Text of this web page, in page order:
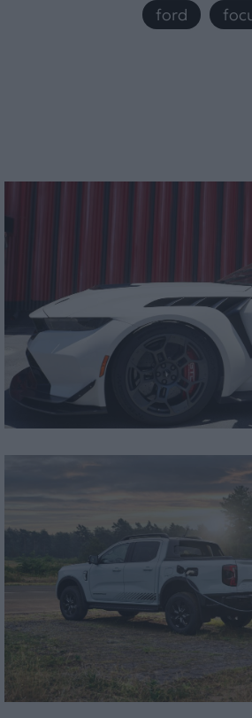
ford ,